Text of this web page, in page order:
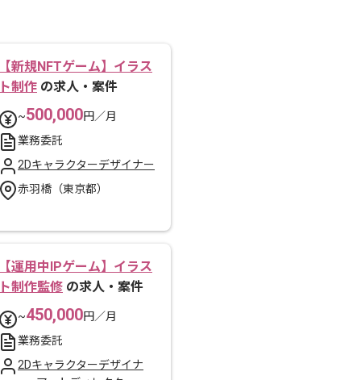
新規NFTゲーム】イラス
制作 の求人・案件
~500,000円／月
業務委託
2Dキャラクターデザイナー
赤羽橋（東京都）
運用中IPゲーム】イラス
制作監修 の求人・案件
~450,000円／月
業務委託
2Dキャラクターデザイナ